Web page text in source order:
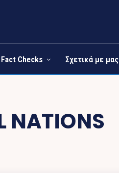
Fact Checks Σχετικά με μας
NATIONS